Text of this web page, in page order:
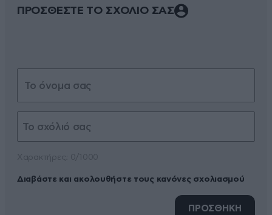
ΠΡΟΣΘΕΣΤΕ ΤΟ ΣΧΟΛΙΟ ΣΑΣ
Διαβάστε και ακολουθήστε τους κανόνες σχολιασμού
ΠΡΟΣΘΗΚΗ